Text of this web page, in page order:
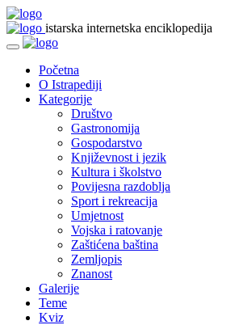
istarska internetska enciklopedija
Početna
O Istrapediji
Kategorije
Društvo
Gastronomija
Gospodarstvo
Književnost i jezik
Kultura i školstvo
Povijesna razdoblja
Sport i rekreacija
Umjetnost
Vojska i ratovanje
Zaštićena baština
Zemljopis
Znanost
Galerije
Teme
Kviz